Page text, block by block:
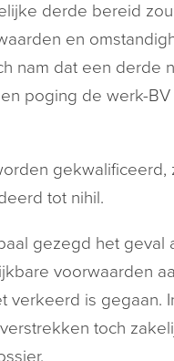
derde bereid
en
nam dat een derde
poging de werk-
gekwalificeerd,
tot nihil.
gezegd het geval
voorwaarden
verkeerd is gegaan.
toch